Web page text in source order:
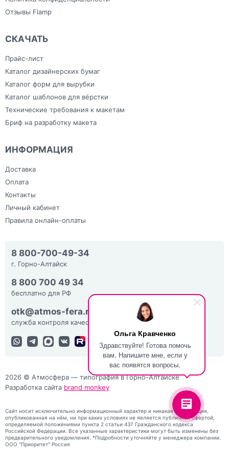
Ольга Кравченко
Здравствуйте! Готова помочь
вам. Напишите мне, если у
вас появятся вопросы.
Отзывы Flamp
СКАЧАТЬ
Прайс-лист
Каталог дизайнерских бумаг
Каталог форм для вырубки
Каталог шаблонов для вёрстки
Технические требования к макетам
Бриф на разработку макета
ИНФОРМАЦИЯ
Доставка
Оплата
Контакты
Личный кабинет
Правила онлайн-оплаты
8 800-700-49-34
г. Горно-Алтайск
8 800 700 49 34
бесплатно для РФ
otk@atmos-fera.ru
служба контроля качества
2026 © Атмосфера — типография в Горно-Алтайске
Разработка сайта brand monkey
Сайт носит исключительно информационный характер и никакая информация,
опубликованная на нём, ни при каких условиях не является публичной офертой,
определяемой положениями пункта 2 статьи 437 Гражданского кодекса
Российской Федерации. Все указанные характеристики могут быть изменены без
предварительного уведомления. *Подробности уточняйте у менеджера компании.
ООО "Приоритет" Россия